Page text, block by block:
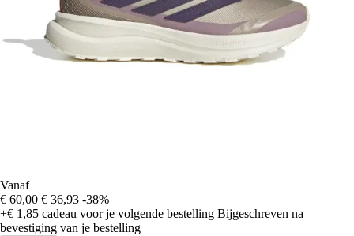
Vanaf
€ 60,00 € 36,93 -38%
+€ 1,85 cadeau voor je volgende bestelling Bijgeschreven na
bevestiging van je bestelling